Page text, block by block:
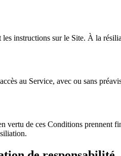
instructions sur le Site. À la
au Service, avec ou sans
vertu de ces Conditions